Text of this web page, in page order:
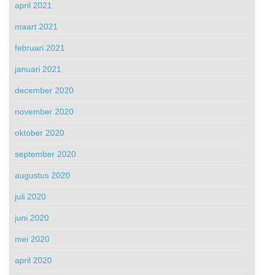
april 2021
maart 2021
februari 2021
januari 2021
december 2020
november 2020
oktober 2020
september 2020
augustus 2020
juli 2020
juni 2020
mei 2020
april 2020